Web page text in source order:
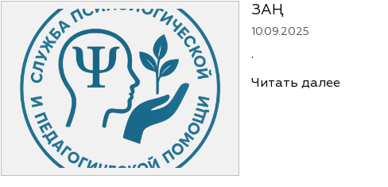
ЗАҢ
10.09.2025
.
Читать далее